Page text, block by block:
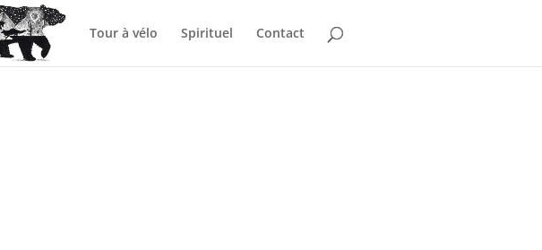
Tour à vélo Spirituel Contact